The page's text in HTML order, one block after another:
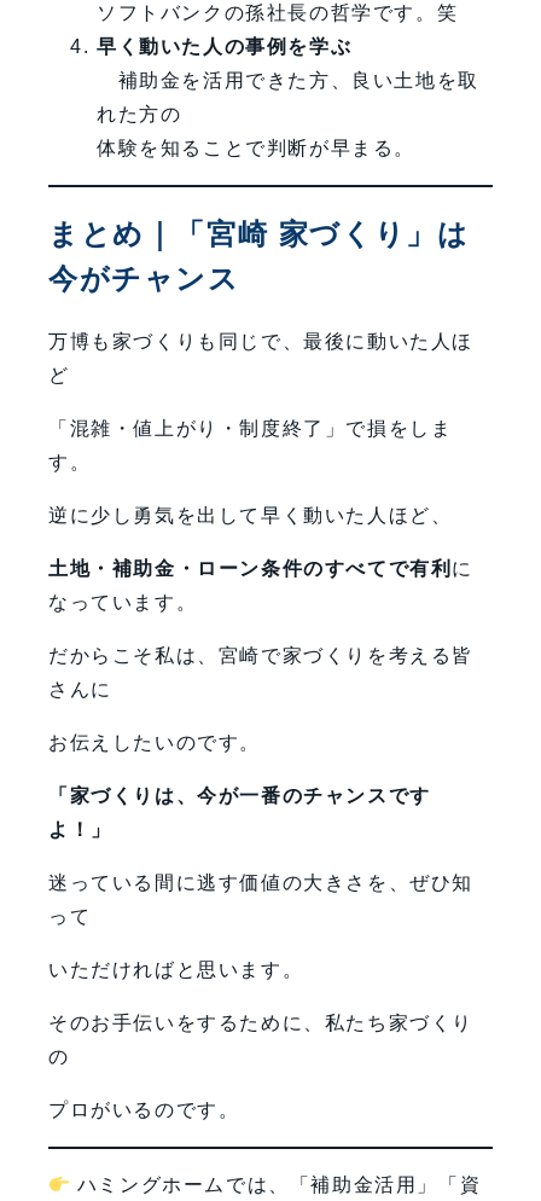
ソフトバンクの孫社長の哲学です。笑
早く動いた人の事例を学ぶ
補助金を活用できた方、良い土地を取
れた方の
体験を知ることで判断が早まる。
まとめ｜「宮崎 家づくり」は
今がチャンス
万博も家づくりも同じで、最後に動いた人ほ
ど
「混雑・値上がり・制度終了」で損をしま
す。
逆に少し勇気を出して早く動いた人ほど、
土地・補助金・ローン条件のすべてで有利 に
なっています。
だからこそ私は、宮崎で家づくりを考える皆
さんに
お伝えしたいのです。
「家づくりは、今が一番のチャンスです
よ！」
迷っている間に逃す価値の大きさを、ぜひ知
って
いただければと思います。
そのお手伝いをするために、私たち家づくり
の
プロがいるのです。
ハミングホームでは、「補助金活用」「資